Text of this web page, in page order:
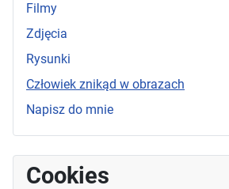
Filmy
Zdjęcia
Rysunki
Człowiek znikąd w obrazach
Napisz do mnie
Cookies